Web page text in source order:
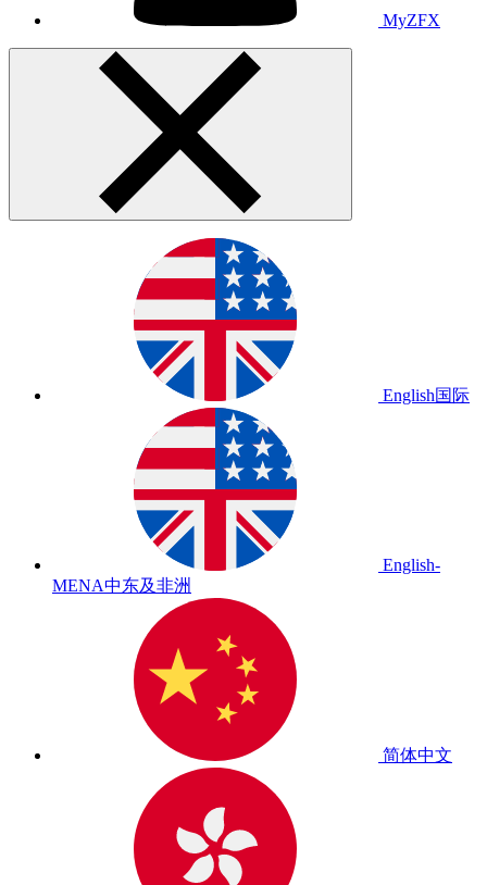
MyZFX
English国际
English-
MENA中东及非洲
简体中文